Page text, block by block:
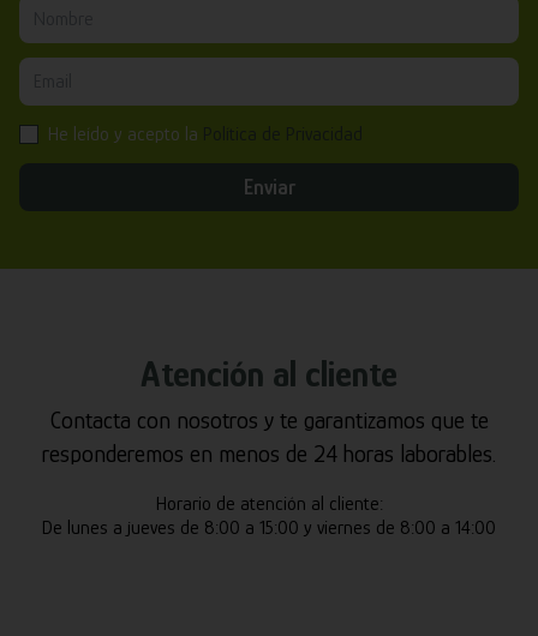
He leído y acepto la
Enviar
Atención al cliente
Contacta con nosotros y te garantizamos que te
responderemos en menos de 24 horas laborables.
Horario de atención al cliente:
De lunes a jueves de 8:00 a 15:00 y viernes de 8:00 a 14:00